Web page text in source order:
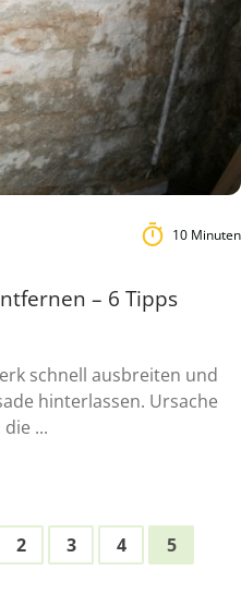
10 Minuten
– 6 Tipps
schnell ausbreiten und
hinterlassen. Ursache
...
2 3 4 5